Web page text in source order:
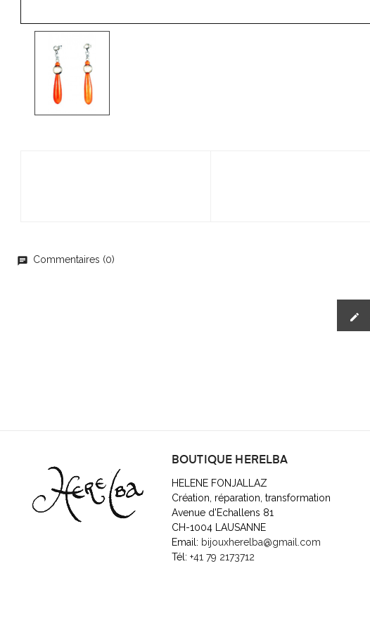
chat Commentaires (0)
edit
BOUTIQUE HERELBA
HELENE FONJALLAZ
Création, réparation, transformation
Avenue d'Echallens 81
CH-1004 LAUSANNE
Email: bijouxherelba@gmail.com
Tél: +41 79 2173712